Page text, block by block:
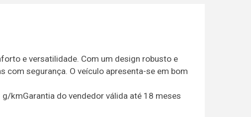
e versatilidade. Com um design robusto e
com segurança. O veículo apresenta-se em bom
kmGarantia do vendedor válida até 18 meses